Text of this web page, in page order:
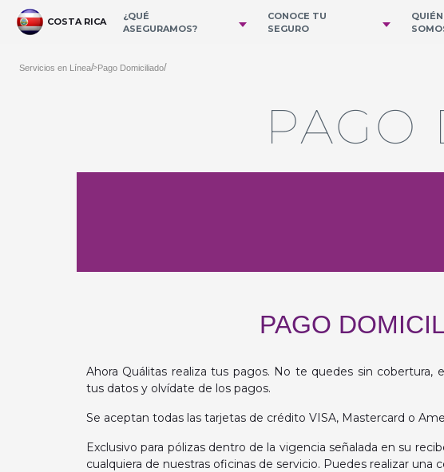
Ugrás a fő tartalomhoz
COSTA RICA
¿QUÉ
ASEGURAMOS?
CONOCE TU
SEGURO
Servicios en Línea/>Pago Domiciliado/
PAGO
PAGO
Ahora Quálitas realiza tus pagos. No te quedes sin cobertura,
tus datos y olvídate de los pagos.
Se aceptan todas las tarjetas de crédito VISA, Mastercard o
Exclusivo para pólizas dentro de la vigencia señalada en su
cualquiera de nuestras oficinas de servicio. Puedes realizar una